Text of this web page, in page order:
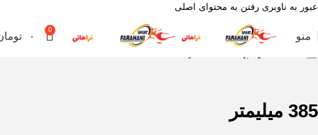
عبور به ناوبری رفتن به محتوای اصلی
منو 0 ۰
385 میلیمتر